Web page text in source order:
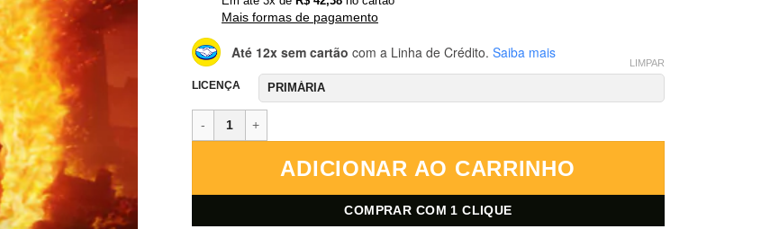
Mais formas de pagamento
Até 12x sem cartão com a Linha de Crédito. Saiba mais
LICENÇA
LIMPAR
The Elder Scrolls IV: Oblivion Remastered – PlayStation 5 – Mídia Digital quantidade
ADICIONAR AO CARRINHO
COMPRAR COM 1 CLIQUE